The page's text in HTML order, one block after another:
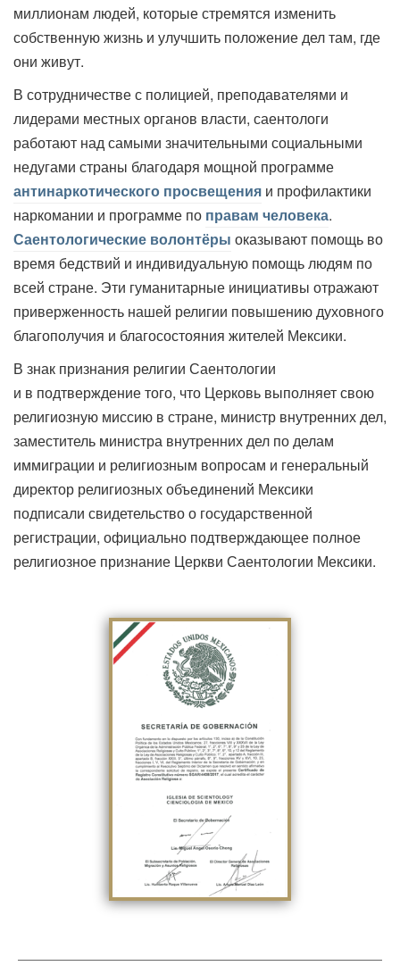
миллионам людей, которые стремятся изменить
собственную жизнь и улучшить положение дел там, где
они живут.
В сотрудничестве с полицией, преподавателями и
лидерами местных органов власти, саентологи
работают над самыми значительными социальными
недугами страны благодаря мощной программе
антинаркотического просвещения и профилактики
наркомании и программе по правам человека.
Саентологические волонтёры оказывают помощь во
время бедствий и индивидуальную помощь людям по
всей стране. Эти гуманитарные инициативы отражают
приверженность нашей религии повышению духовного
благополучия и благосостояния жителей Мексики.
В знак признания религии Саентологии
и в подтверждение того, что Церковь выполняет свою
религиозную миссию в стране, министр внутренних дел,
заместитель министра внутренних дел по делам
иммиграции и религиозным вопросам и генеральный
директор религиозных объединений Мексики
подписали свидетельство о государственной
регистрации, официально подтверждающее полное
религиозное признание Церкви Саентологии Мексики.